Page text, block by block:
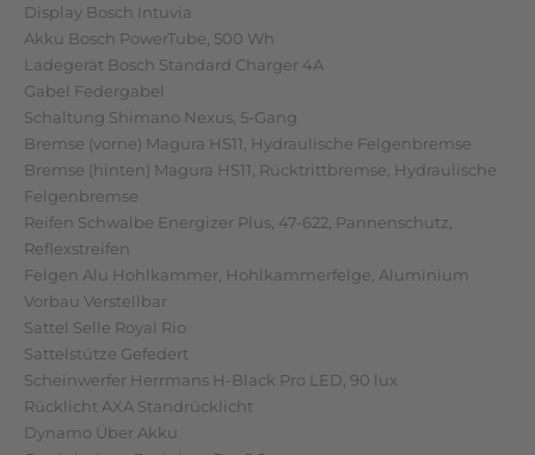
Display Bosch Intuvia
Akku Bosch PowerTube, 500 Wh
Ladegerät Bosch Standard Charger 4A
Gabel Federgabel
Schaltung Shimano Nexus, 5-Gang
Bremse (vorne) Magura HS11, Hydraulische Felgenbremse
Bremse (hinten) Magura HS11, Rücktrittbremse, Hydraulische
Felgenbremse
Reifen Schwalbe Energizer Plus, 47-622, Pannenschutz,
Reflexstreifen
Felgen Alu Hohlkammer, Hohlkammerfelge, Aluminium
Vorbau Verstellbar
Sattel Selle Royal Rio
Sattelstütze Gefedert
Scheinwerfer Herrmans H-Black Pro LED, 90 lux
Rücklicht AXA Standrücklicht
Dynamo Über Akku